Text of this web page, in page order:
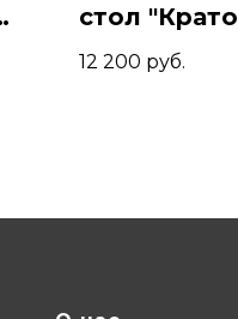
стол
120x80x74,
Белый
12 200 руб.